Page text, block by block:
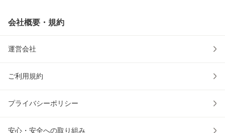
会社概要・規約
運営会社
ご利用規約
プライバシーポリシー
安心・安全への取り組み